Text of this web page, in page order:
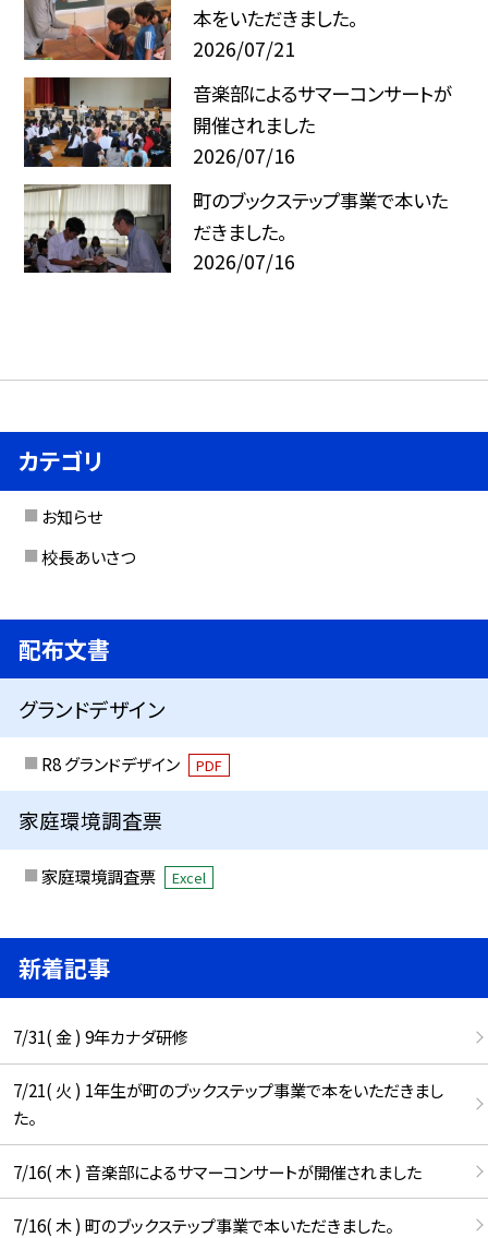
本をいただきました。
2026/07/21
音楽部によるサマーコンサートが
開催されました
2026/07/16
町のブックステップ事業で本いた
だきました。
2026/07/16
カテゴリ
お知らせ
校長あいさつ
配布文書
グランドデザイン
R8 グランドデザイン PDF
家庭環境調査票
家庭環境調査票 Excel
新着記事
7/31( 金 ) 9年カナダ研修
7/21( 火 ) 1年生が町のブックステップ事業で本をいただきまし
た。
7/16( 木 ) 音楽部によるサマーコンサートが開催されました
7/16( 木 ) 町のブックステップ事業で本いただきました。